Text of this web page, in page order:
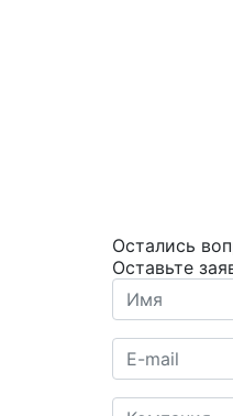
Остались
Оставьте